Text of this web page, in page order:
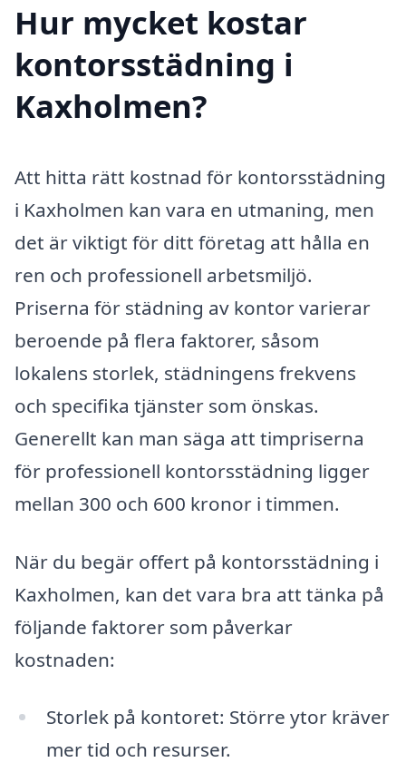
Hur mycket kostar
kontorsstädning i
Kaxholmen?
Att hitta rätt kostnad för kontorsstädning
i Kaxholmen kan vara en utmaning, men
det är viktigt för ditt företag att hålla en
ren och professionell arbetsmiljö.
Priserna för städning av kontor varierar
beroende på flera faktorer, såsom
lokalens storlek, städningens frekvens
och specifika tjänster som önskas.
Generellt kan man säga att timpriserna
för professionell kontorsstädning ligger
mellan 300 och 600 kronor i timmen.
När du begär offert på kontorsstädning i
Kaxholmen, kan det vara bra att tänka på
följande faktorer som påverkar
kostnaden:
Storlek på kontoret: Större ytor kräver
mer tid och resurser.